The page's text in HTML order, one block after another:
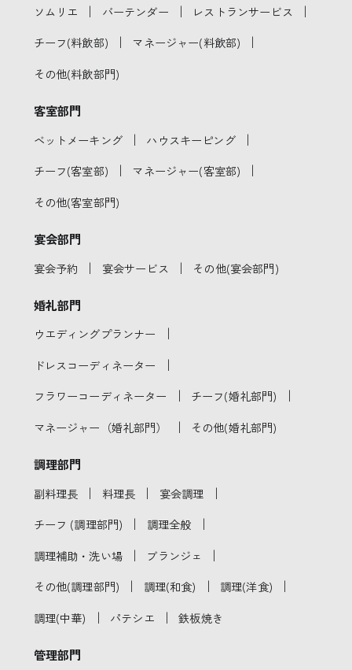
ソムリエ ｜ バーテンダー ｜ レストランサービス ｜
チーフ(料飲部) ｜ マネージャー(料飲部) ｜
その他(料飲部門)
客室部門
ベットメーキング ｜ ハウスキーピング ｜
チーフ(客室部) ｜ マネージャー(客室部) ｜
その他(客室部門)
宴会部門
宴会予約 ｜ 宴会サービス ｜ その他(宴会部門)
婚礼部門
ウエディングプランナー ｜
ドレスコーディネーター ｜
フラワーコーディネーター ｜ チーフ(婚礼部門) ｜
マネージャー（婚礼部門） ｜ その他(婚礼部門)
調理部門
副料理長 ｜ 料理長 ｜ 宴会調理 ｜
チーフ (調理部門) ｜ 調理全般 ｜
調理補助・洗い場 ｜ ブランジェ ｜
その他(調理部門) ｜ 調理(和食) ｜ 調理(洋食) ｜
調理(中華) ｜ パテシエ ｜ 鉄板焼き
管理部門